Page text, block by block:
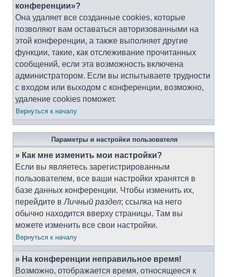
конференции»?
Она удаляет все созданные cookies, которые
позволяют вам оставаться авторизованными на
этой конференции, а также выполняет другие
функции, такие, как отслеживание прочитанных
сообщений, если эта возможность включена
администратором. Если вы испытываете трудности
с входом или выходом с конференции, возможно,
удаление cookies поможет.
Вернуться к началу
Параметры и настройки пользователя
» Как мне изменить мои настройки?
Если вы являетесь зарегистрированным
пользователем, все ваши настройки хранятся в
базе данных конференции. Чтобы изменить их,
перейдите вЛичный раздел; ссылка на него
обычно находится вверху страницы. Там вы
можете изменить все свои настройки.
Вернуться к началу
» На конференции неправильное время!
Возможно, отображается время, относящееся к